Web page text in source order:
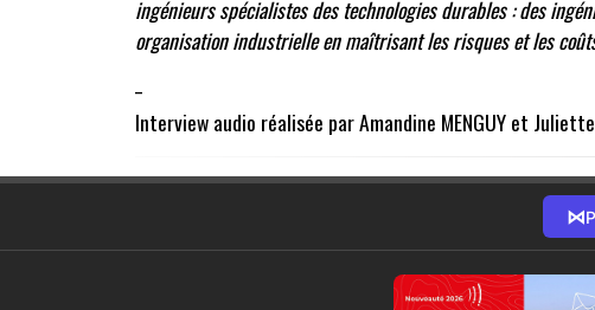
ingénieurs spécialistes des technologies durables : des
organisation industrielle en maîtrisant les risques et les
Interview audio réalisée par Amandine MENGUY et Juliette
⋈